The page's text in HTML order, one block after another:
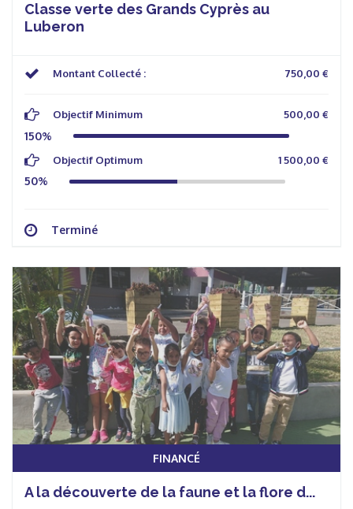
Classe verte des Grands Cyprès au
Luberon
Montant Collecté : 750,00 €
Objectif Minimum 500,00 €
150%
Objectif Optimum 1 500,00 €
50%
Terminé
FINANCÉ
A la découverte de la faune et la flore d...